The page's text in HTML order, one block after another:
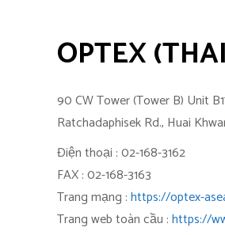
OPTEX
90 CW Tower (Tower B) Unit
Ratchadaphisek Rd., Huai
Điện thoại : 02-168-3162
FAX : 02-168-3163
Trang mạng :https://optex-
Trang web toàn cầu :https://